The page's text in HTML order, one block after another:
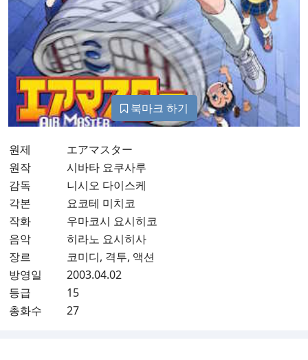
북마크 하기
원제
エアマスター
원작
시바타 요쿠사루
감독
니시오 다이스케
각본
요코테 미치코
작화
우마코시 요시히코
음악
히라노 요시히사
장르
코미디, 격투, 액션
방영일
2003.04.02
등급
15
총화수
27